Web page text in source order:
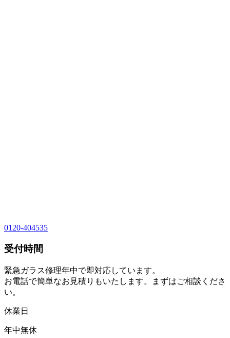
0120-404535
受付時間
緊急ガラス修理年中で即対応しています。
お電話で簡単なお見積りもいたします。まずはご相談くださ
い。
休業日
年中無休